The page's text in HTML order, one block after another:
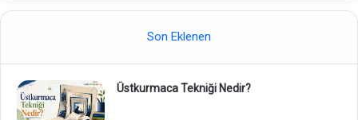
Son Eklenen
Üstkurmaca Tekniği Nedir?